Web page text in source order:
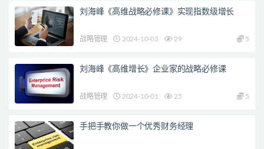
刘海峰《高维战略必修课》实现指数级增长
战略管理 2024-10-03 29 5
刘海峰《高维增长》企业家的战略必修课
战略管理 2024-10-01 25 5
手把手教你做一个优秀财务经理